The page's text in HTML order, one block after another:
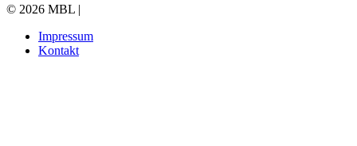
© 2026 MBL |
Impressum
Kontakt